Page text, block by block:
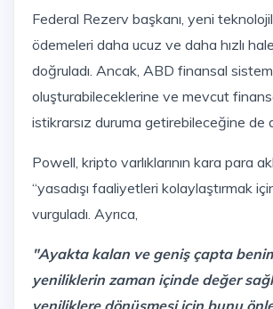
Federal Rezerv başkanı, yeni teknolojilerin elektronik
ödemeleri daha ucuz ve daha hızlı
doğruladı. Ancak, ABD finansal
oluşturabileceklerine ve mevcut
istikrarsız duruma getirebileceğine de
Powell, kripto varlıklarının kara para aklama gibi
“yasadışı faaliyetleri kolaylaştırmak için
vurguladı. Ayrıca,
"Ayakta kalan ve geniş çapta benimsenen
yeniliklerin zaman içinde değer
yeniliklere dönüşmesi için bunu